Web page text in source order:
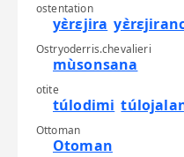
ostentation
yɛ̀rɛjira
Ostryoderris.chevalieri
mùsonsana
otite
túlodimi
Ottoman
Otoman